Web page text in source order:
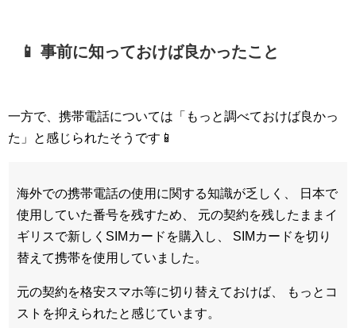
📱 事前に知っておけば良かったこと
一方で、携帯電話については「もっと調べておけば良かっ
た」と感じられたそうです📱
海外での携帯電話の使用に関する知識が乏しく、 日本で
使用していた番号を残すため、 元の契約を残したままイ
ギリスで新しくSIMカードを購入し、 SIMカードを切り
替えて携帯を使用していました。
元の契約を格安スマホ等に切り替えておけば、 もっとコ
ストを抑えられたと感じています。